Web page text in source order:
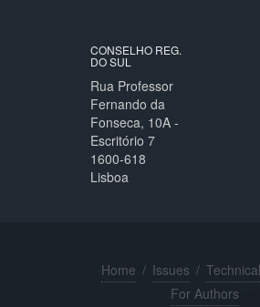
CONSELHO REG.
DO SUL
Rua Professor
Fernando da
Fonseca, 10A -
Escritório 7
1600-618
Lisboa
Home / Issues /
For Authors